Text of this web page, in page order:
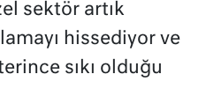
sektör artık
hissediyor ve
sıkı olduğu